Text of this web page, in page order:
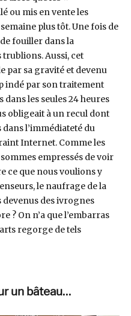
ou mis en vente les
plus tôt. Une fois de
fouiller dans la
Aussi, cet
par sa gravité et devenu
indé par son traitement
dans les seules 24 heures
obligeait à un recul dont
l’immédiateté du
Internet. Comme les
empressés de voir
ce que nous voulions y
le naufrage de la
des ivrognes
? On n’a que l’embarras
regorge de tels
un bâteau…